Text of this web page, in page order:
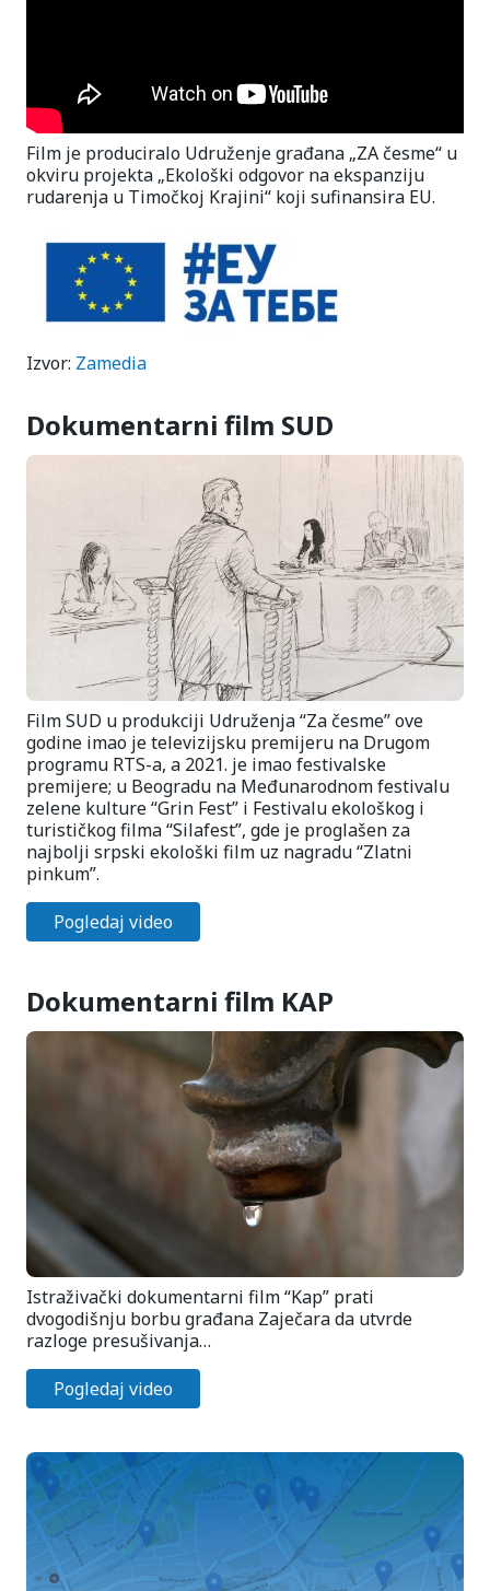
Film je produciralo Udruženje građana „ZA česme“ u
okviru projekta „Ekološki odgovor na ekspanziju
rudarenja u Timočkoj Krajini“ koji sufinansira EU.
Izvor: Zamedia
Dokumentarni film SUD
Film SUD u produkciji Udruženja “Za česme” ove
godine imao je televizijsku premijeru na Drugom
programu RTS-a, a 2021. je imao festivalske
premijere; u Beogradu na Međunarodnom festivalu
zelene kulture “Grin Fest” i Festivalu ekološkog i
turističkog filma “Silafest”, gde je proglašen za
najbolji srpski ekološki film uz nagradu “Zlatni
pinkum”.
Pogledaj video
Dokumentarni film KAP
Istraživački dokumentarni film “Kap” prati
dvogodišnju borbu građana Zaječara da utvrde
razloge presušivanja…
Pogledaj video